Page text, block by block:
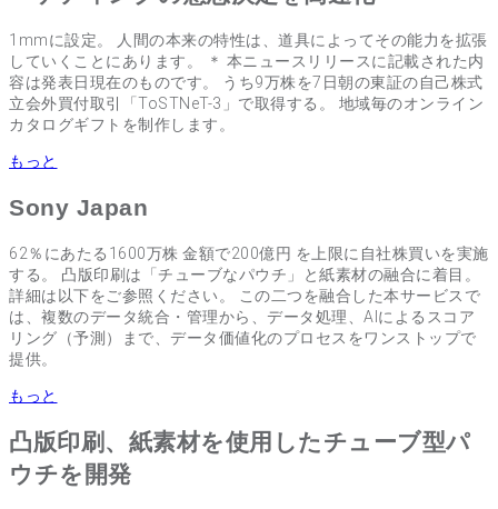
1mmに設定。 人間の本来の特性は、道具によってその能力を拡張
していくことにあります。 ＊ 本ニュースリリースに記載された内
容は発表日現在のものです。 うち9万株を7日朝の東証の自己株式
立会外買付取引「ToSTNeT-3」で取得する。 地域毎のオンライン
カタログギフトを制作します。
もっと
Sony Japan
62％にあたる1600万株 金額で200億円 を上限に自社株買いを実施
する。 凸版印刷は「チューブなパウチ」と紙素材の融合に着目。
詳細は以下をご参照ください。 この二つを融合した本サービスで
は、複数のデータ統合・管理から、データ処理、AIによるスコア
リング（予測）まで、データ価値化のプロセスをワンストップで
提供。
もっと
凸版印刷、紙素材を使用したチューブ型パ
ウチを開発